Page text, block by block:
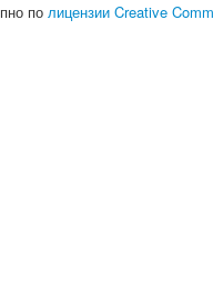
полицензии Creative